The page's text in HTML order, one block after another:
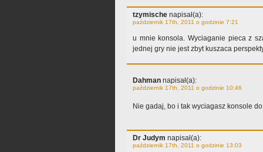
tzymische napisał(a):
październik 17th, 2011 o godzinie 7:21
u mnie konsola. Wyciaganie pieca z
jednej gry nie jest zbyt kuszaca
Dahman napisał(a):
październik 17th, 2011 o godzinie 10:46
Nie gadaj, bo i tak wyciagasz konsole
Dr Judym napisał(a):
październik 17th, 2011 o godzinie 13:03